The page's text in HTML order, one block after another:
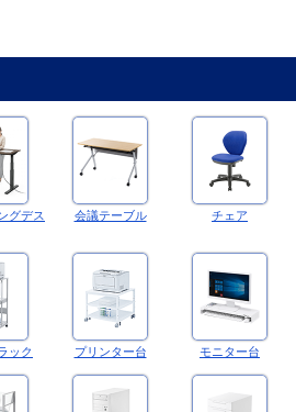
グデス
会議テーブル チェア
ック プリンター台 モニター台